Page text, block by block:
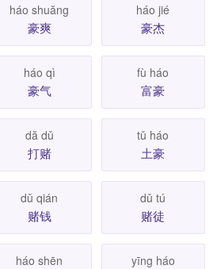
háo shuăng
豪爽
háo jié
豪杰
háo qì
豪气
fù háo
富豪
dă dǔ
打赌
tǔ háo
土豪
dǔ qián
赌钱
dǔ tú
赌徒
háo shēn yīng háo